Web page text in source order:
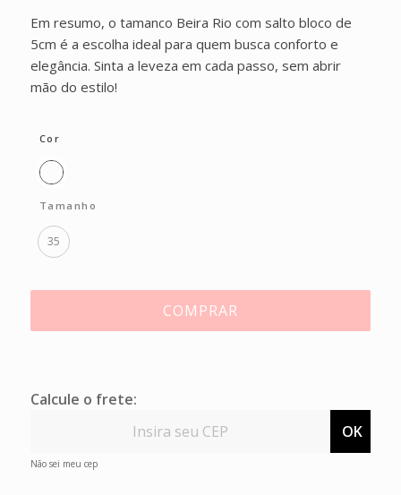
Em resumo, o tamanco Beira Rio com salto bloco de
5cm é a escolha ideal para quem busca conforto e
elegância. Sinta a leveza em cada passo, sem abrir
mão do estilo!
Cor
Tamanho
35
COMPRAR
Calcule o frete:
OK
Não sei meu cep